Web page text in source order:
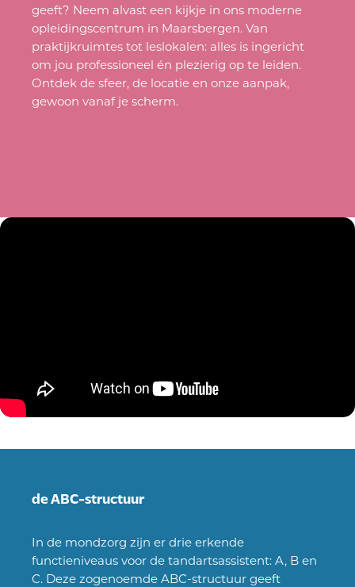
geeft? Neem alvast een kijkje in ons moderne
opleidingscentrum in Maarsbergen. Van
praktijkruimtes tot leslokalen: alles is ingericht
om jou professioneel én plezierig op te leiden.
Ontdek de sfeer, de locatie en onze aanpak,
gewoon vanaf je scherm.
de ABC-structuur
In de mondzorg zijn er drie erkende
functieniveaus voor de tandartsassistent: A, B en
C. Deze zogenoemde ABC-structuur geeft